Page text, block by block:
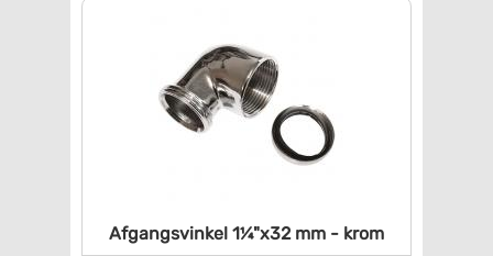
Afgangsvinkel 1¼"x32 mm - krom